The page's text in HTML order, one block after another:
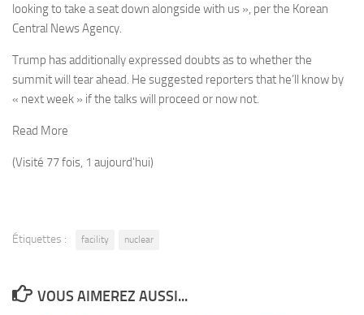
looking to take a seat down alongside with us », per the Korean
Central News Agency.
Trump has additionally expressed doubts as to whether the
summit will tear ahead. He suggested reporters that he’ll know by
« next week » if the talks will proceed or now not.
Read More
(Visité 77 fois, 1 aujourd'hui)
Étiquettes : facility nuclear
VOUS AIMEREZ AUSSI...